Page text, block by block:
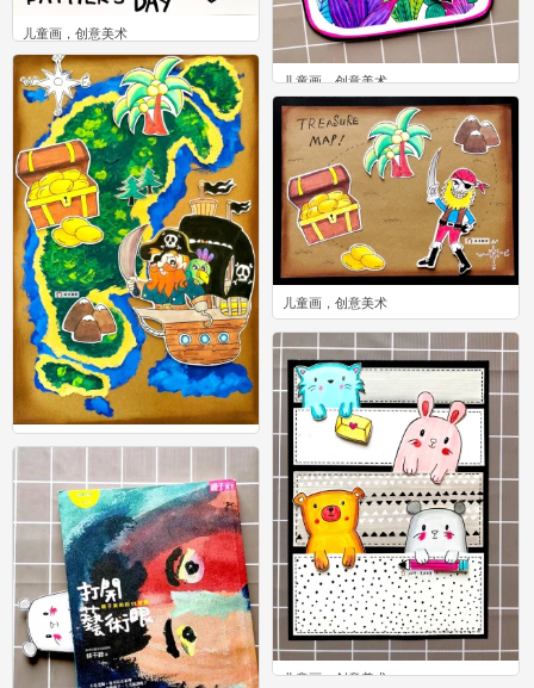
儿童画，创意美术
1
儿童画，创意美术
儿童画，创意美术
儿童画，创意美术
2
儿童画，创意美术